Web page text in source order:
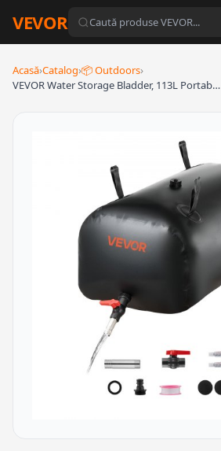
VEVOR
Acasă›Catalog›📦 Outdoors›
VEVOR Water Storage Bladder, 113L Portab…